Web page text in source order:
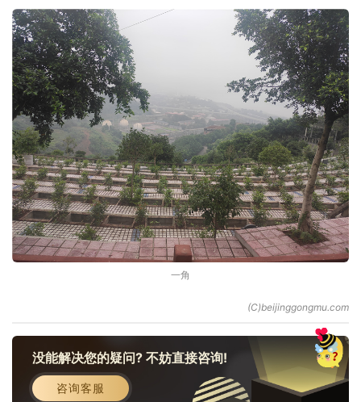
一角
没能解决您的疑问? 不妨直接咨询!
咨询客服